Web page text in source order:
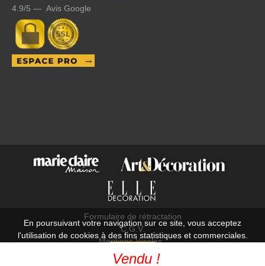
Vendu !
4.9/5 — Avis Google
Formulaire de rétractation
C.G.V.
Mentions légales
En poursuivant votre navigation sur ce site, vous acceptez
l'utilisation de cookies à des fins statistiques et commerciales.
OK